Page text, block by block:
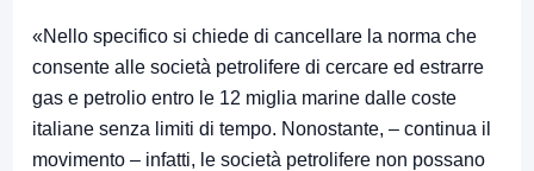
«Nello specifico si chiede di cancellare la norma che
consente alle società petrolifere di cercare ed estrarre
gas e petrolio entro le 12 miglia marine dalle coste
italiane senza limiti di tempo. Nonostante, – continua il
movimento – infatti, le società petrolifere non possano